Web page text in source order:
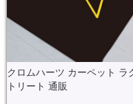
クロムハーツ カーペット ラ
トリート 通販